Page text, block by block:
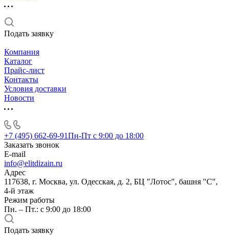
Подать заявку
Компания
Каталог
Прайс-лист
Контакты
Условия доставки
Новости
+7 (495) 662-69-91Пн-Пт c 9:00 до 18:00
Заказать звонок
E-mail
info@elitdizain.ru
Адрес
117638, г. Москва, ул. Одесская, д. 2, БЦ "Лотос", башня "С",
4-й этаж
Режим работы
Пн. – Пт.: с 9:00 до 18:00
Подать заявку